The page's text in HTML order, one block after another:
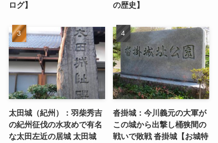
ログ】
の歴史】
太田城（紀州）：羽柴秀吉
の紀州征伐の水攻めで有名
な太田左近の居城 太田城
沓掛城：今川義元の大軍が
この城から出撃し桶狭間の
戦いで敗戦 沓掛城【お城特